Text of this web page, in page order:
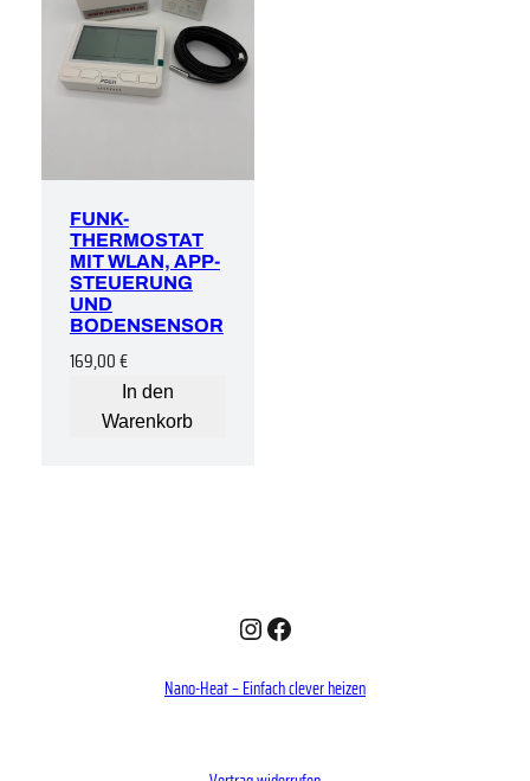
FUNK-
THERMOSTAT
MIT WLAN, APP-
STEUERUNG
UND
BODENSENSOR
169,00€
In den
Warenkorb
Instagram
Facebook
Nano-Heat – Einfach clever heizen